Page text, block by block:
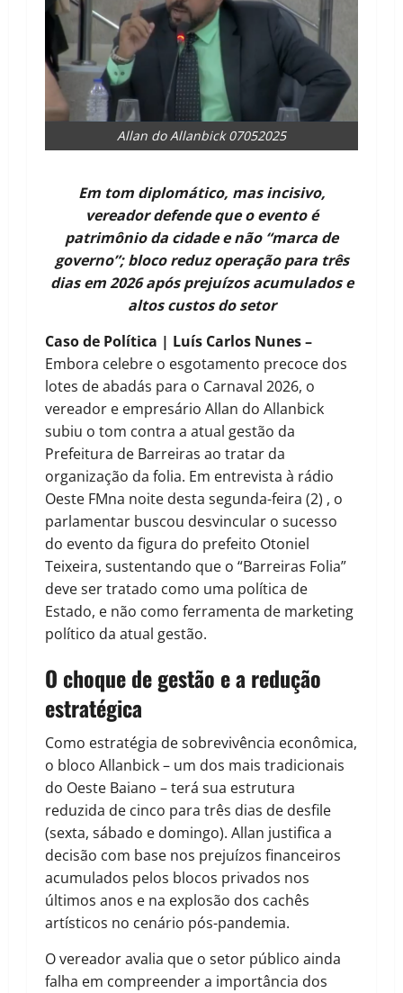
Allan do Allanbick 07052025
Em tom diplomático, mas incisivo,
vereador defende que o evento é
patrimônio da cidade e não “marca de
governo”; bloco reduz operação para três
dias em 2026 após prejuízos acumulados e
altos custos do setor
Caso de Política | Luís Carlos Nunes –
Embora celebre o esgotamento precoce dos
lotes de abadás para o Carnaval 2026, o
vereador e empresário Allan do Allanbick
subiu o tom contra a atual gestão da
Prefeitura de Barreiras ao tratar da
organização da folia. Em entrevista à rádio
Oeste FMna noite desta segunda-feira (2) , o
parlamentar buscou desvincular o sucesso
do evento da figura do prefeito Otoniel
Teixeira, sustentando que o “Barreiras Folia”
deve ser tratado como uma política de
Estado, e não como ferramenta de marketing
político da atual gestão.
O choque de gestão e a redução
estratégica
Como estratégia de sobrevivência econômica,
o bloco Allanbick – um dos mais tradicionais
do Oeste Baiano – terá sua estrutura
reduzida de cinco para três dias de desfile
(sexta, sábado e domingo). Allan justifica a
decisão com base nos prejuízos financeiros
acumulados pelos blocos privados nos
últimos anos e na explosão dos cachês
artísticos no cenário pós-pandemia.
O vereador avalia que o setor público ainda
falha em compreender a importância dos